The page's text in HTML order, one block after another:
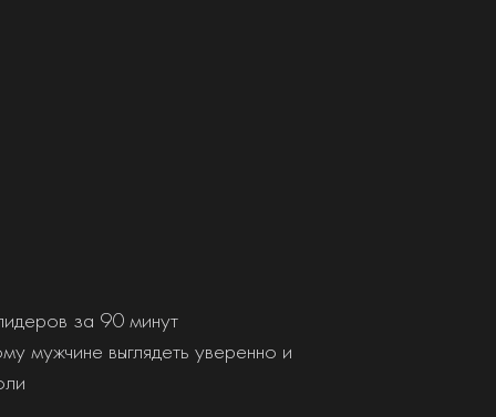
за 90 минут
мужчине выглядеть уверенно и